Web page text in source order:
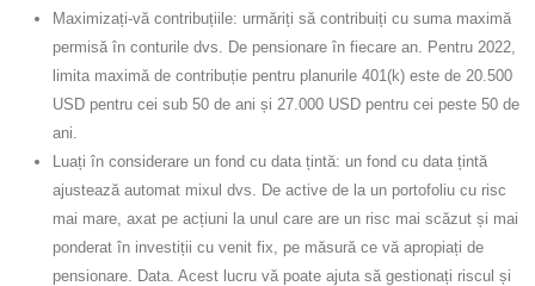
Maximizați-vă contribuțiile: urmăriți să contribuiți cu suma maximă
permisă în conturile dvs. De pensionare în fiecare an. Pentru 2022,
limita maximă de contribuție pentru planurile 401(k) este de 20.500
USD pentru cei sub 50 de ani și 27.000 USD pentru cei peste 50 de
ani.
Luați în considerare un fond cu data țintă: un fond cu data țintă
ajustează automat mixul dvs. De active de la un portofoliu cu risc
mai mare, axat pe acțiuni la unul care are un risc mai scăzut și mai
ponderat în investiții cu venit fix, pe măsură ce vă apropiați de
pensionare. Data. Acest lucru vă poate ajuta să gestionați riscul și